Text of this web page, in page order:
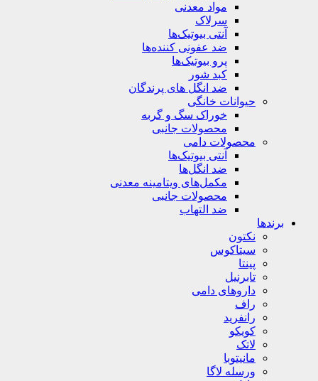
مواد معدنی
سرلاک
آنتی بیوتیک‌ها
ضد عفونی کننده‌ها
پرو بیوتیک‌ها
کبد شور
ضد انگل های پرندگان
حیوانات خانگی
خوراک سگ و گربه
محصولات جانبی
محصولات دامی
آنتی بیوتیک‌ها
ضد انگل‌ها
مکمل‌های ویتامینه معدنی
محصولات جانبی
ضد التهاب
برندها
نکتون
سیتاکوس
پینتا
تابرنیل
داروهای دامی
راف
رانفرید
کویکو
لاتک
مانیتوبا
ورسله لاگا